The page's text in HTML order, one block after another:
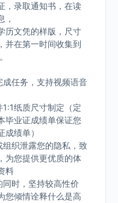
，录取通知书，在读
，
历文凭的样版，尺寸
并在第一时间收集到
任务，支持视频语音
纸质尺寸制定（定
毕业证成绩单保证您
绩单）
织泄露您的隐私，致
为您提供更优质的体
料
时，坚持较高性价
您倾情诠释什么是高